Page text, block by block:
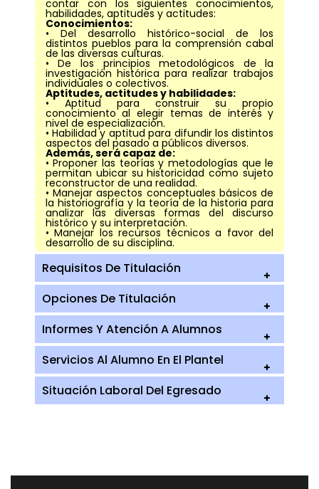
contar con los siguientes conocimientos,
habilidades, aptitudes y actitudes:
Conocimientos:
• Del desarrollo histórico-social de los
distintos pueblos para la comprensión cabal
de las diversas culturas.
• De los principios metodológicos de la
investigación histórica para realizar trabajos
individuales o colectivos.
Aptitudes, actitudes y habilidades:
• Aptitud para construir su propio
conocimiento al elegir temas de interés y
nivel de especialización.
• Habilidad y aptitud para difundir los distintos
aspectos del pasado a públicos diversos.
Además, será capaz de:
• Proponer las teorías y metodologías que le
permitan ubicar su historicidad como sujeto
reconstructor de una realidad.
• Manejar aspectos conceptuales básicos de
la historiografía y la teoría de la historia para
analizar las diversas formas del discurso
histórico y su interpretación.
• Manejar los recursos técnicos a favor del
desarrollo de su disciplina.
Requisitos De Titulación
Opciones De Titulación
Informes Y Atención A Alumnos
Servicios Al Alumno En El Plantel
Situación Laboral Del Egresado